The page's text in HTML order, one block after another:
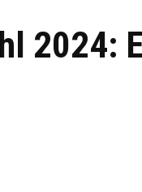
2024: